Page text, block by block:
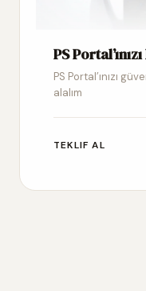
PS
PS Portal’ınızı
alalım
TEKLIF AL